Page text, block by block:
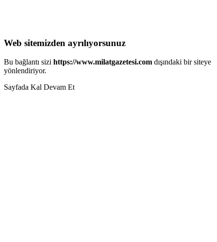
Web sitemizden ayrılıyorsunuz
Bu bağlantı sizi https://www.milatgazetesi.com dışındaki bir siteye
yönlendiriyor.
Sayfada Kal Devam Et